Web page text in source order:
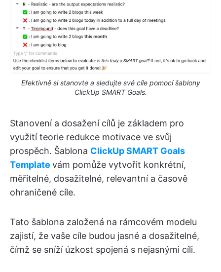
Efektivně si stanovte a sledujte své cíle pomocí šablony
ClickUp SMART Goals.
Stanovení a dosažení cílů je základem pro
využití teorie redukce motivace ve svůj
prospěch. Šablona ClickUp SMART Goals
Template vám pomůže vytvořit konkrétní,
měřitelné, dosažitelné, relevantní a časově
ohraničené cíle.
Tato šablona založená na rámcovém modelu
zajistí, že vaše cíle budou jasné a dosažitelné,
čímž se sníží úzkost spojená s nejasnými cíli.